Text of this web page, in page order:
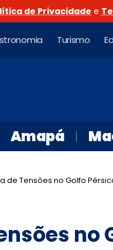
de Privacidade e
Turismo
Amapá
de Tensões no Golfo
no